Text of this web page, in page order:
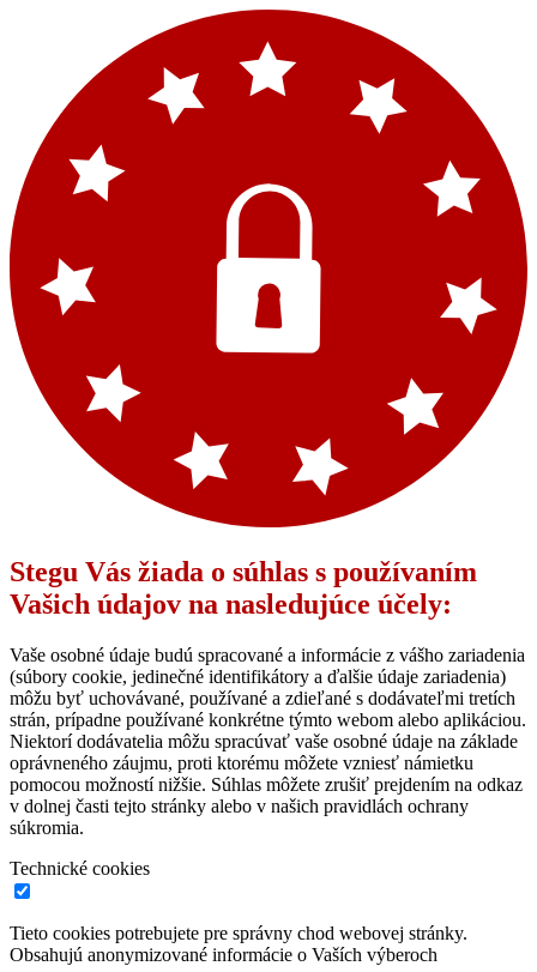
Stegu Vás žiada o súhlas s používaním
Vašich údajov na nasledujúce účely:
Vaše osobné údaje budú spracované a informácie z vášho zariadenia
(súbory cookie, jedinečné identifikátory a ďalšie údaje zariadenia)
môžu byť uchovávané, používané a zdieľané s dodávateľmi tretích
strán, prípadne používané konkrétne týmto webom alebo aplikáciou.
Niektorí dodávatelia môžu spracúvať vaše osobné údaje na základe
oprávneného záujmu, proti ktorému môžete vzniesť námietku
pomocou možností nižšie. Súhlas môžete zrušiť prejdením na odkaz
v dolnej časti tejto stránky alebo v našich pravidlách ochrany
súkromia.
Technické cookies
Tieto cookies potrebujete pre správny chod webovej stránky.
Obsahujú anonymizované informácie o Vaších výberoch